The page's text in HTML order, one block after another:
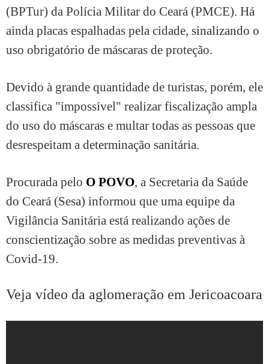
(BPTur) da Polícia Militar do Ceará (PMCE). Há
ainda placas espalhadas pela cidade, sinalizando o
uso obrigatório de máscaras de proteção.
Devido à grande quantidade de turistas, porém, ele
classifica "impossível" realizar fiscalização ampla
do uso do máscaras e multar todas as pessoas que
desrespeitam a determinação sanitária.
Procurada pelo O POVO, a Secretaria da Saúde
do Ceará (Sesa) informou que uma equipe da
Vigilância Sanitária está realizando ações de
conscientização sobre as medidas preventivas à
Covid-19.
Veja vídeo da aglomeração em Jericoacoara